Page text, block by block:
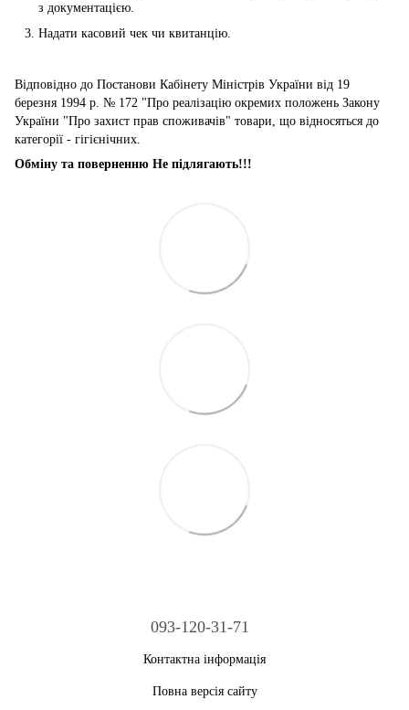
з документацією.
Надати касовий чек чи квитанцію.
Відповідно до Постанови Кабінету Міністрів України від 19
березня 1994 р. № 172 "Про реалізацію окремих положень Закону
України "Про захист прав споживачів" товари, що відносяться до
категорії - гігієнічних.
Обміну та поверненню Не підлягають!!!
093-120-31-71
Контактна інформація
Повна версія сайту